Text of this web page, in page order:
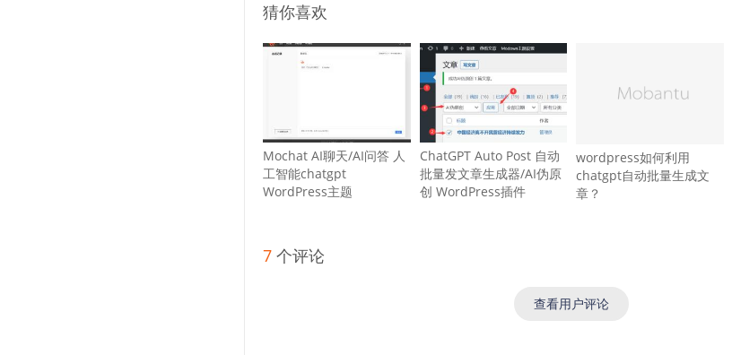
猜你喜欢
Mochat AI聊天/AI问答 人
工智能chatgpt
WordPress主题
ChatGPT Auto Post 自动
批量发文章生成器/AI伪原
创 WordPress插件
wordpress如何利用
chatgpt自动批量生成文
章？
7 个评论
查看用户评论